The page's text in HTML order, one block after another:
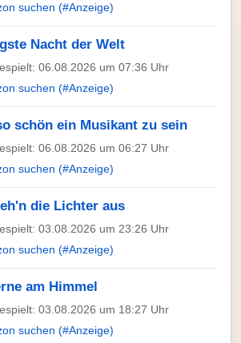
suchen (#Anzeige)
Nacht der Welt
06.08.2026 um 07:36 Uhr
suchen (#Anzeige)
schön ein Musikant zu sein
06.08.2026 um 06:27 Uhr
suchen (#Anzeige)
die Lichter aus
03.08.2026 um 23:26 Uhr
suchen (#Anzeige)
am Himmel
03.08.2026 um 18:27 Uhr
suchen (#Anzeige)